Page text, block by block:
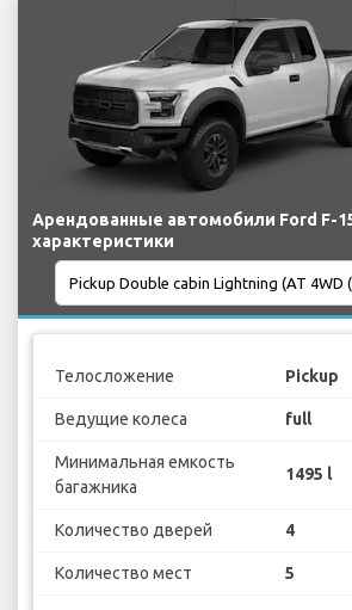
Арендованные автомобили Ford F-
характеристики
Телосложение Pickup
Ведущие колеса full
Минимальная емкость
багажника
1495 l
Количество дверей 4
Количество мест 5